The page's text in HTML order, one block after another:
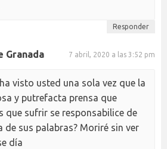
Responder
Granada 7 abril, 2020 a las 3:52 pm
visto usted una sola vez que la
y putrefacta prensa que
que sufrir se responsabilice de
de sus palabras? Moriré sin ver
día